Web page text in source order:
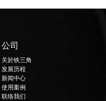
公司
关於铁三角
发展历程
新闻中心
使用案例
联络我们